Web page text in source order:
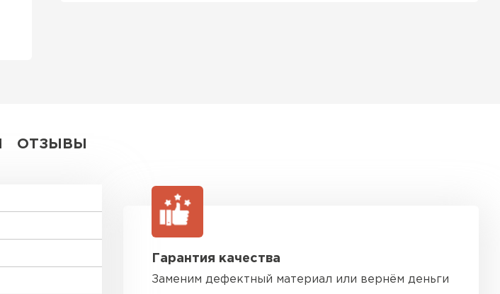
ОТЗЫВЫ
Гарантия качества
Заменим дефектный материал или вернём деньги